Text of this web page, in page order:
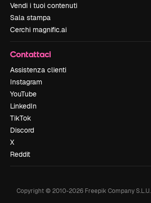
Vendi i tuoi contenuti
Sala stampa
Cerchi magnific.ai
Contattaci
Assistenza clienti
Instagram
YouTube
LinkedIn
TikTok
Discord
X
Reddit
Copyright © 2010-2026Freepik Company S.L.U.